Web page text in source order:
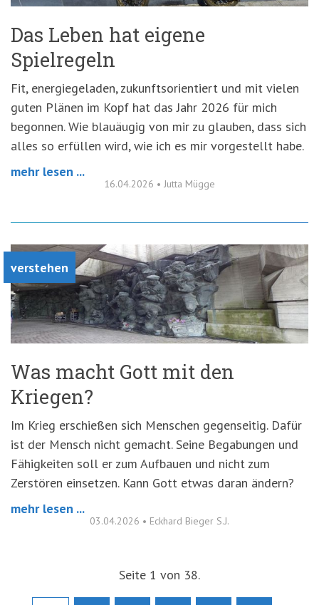
Das Leben hat eigene
Spielregeln
Fit, energiegeladen, zukunftsorientiert und mit vielen
guten Plänen im Kopf hat das Jahr 2026 für mich
begonnen. Wie blauäugig von mir zu glauben, dass sich
alles so erfüllen wird, wie ich es mir vorgestellt habe.
mehr lesen ...
16.04.2026 • Jutta Mügge
verstehen
Was macht Gott mit den
Kriegen?
Im Krieg erschießen sich Menschen gegenseitig. Dafür
ist der Mensch nicht gemacht. Seine Begabungen und
Fähigkeiten soll er zum Aufbauen und nicht zum
Zerstören einsetzen. Kann Gott etwas daran ändern?
mehr lesen ...
03.04.2026 • Eckhard Bieger S.J.
Seite 1 von 38.